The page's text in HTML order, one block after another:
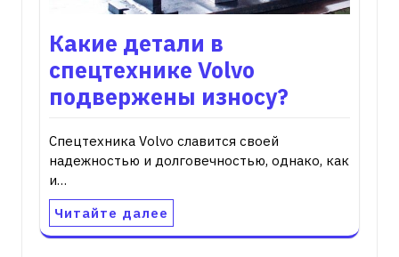
Какие детали в
спецтехнике Volvo
подвержены износу?
Спецтехника Volvo славится своей
надежностью и долговечностью, однако, как
и…
Читайте далее